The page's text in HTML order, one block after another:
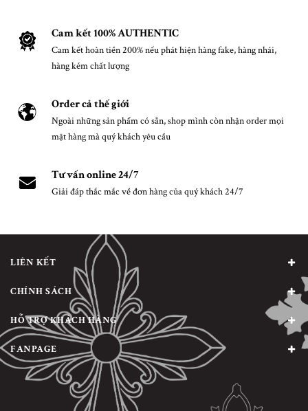
Cam kết 100% AUTHENTIC
Cam kết hoàn tiền 200% nếu phát hiện hàng fake, hàng nhái,
hàng kém chất lượng
Order cả thế giới
Ngoài những sản phẩm có sẵn, shop mình còn nhận order mọi
mặt hàng mà quý khách yêu cầu
Tư vấn online 24/7
Giải đáp thắc mắc về đơn hàng của quý khách 24/7
LIÊN KẾT
CHÍNH SÁCH
HỖ TRỢ KHÁCH HÀNG
FANPAGE